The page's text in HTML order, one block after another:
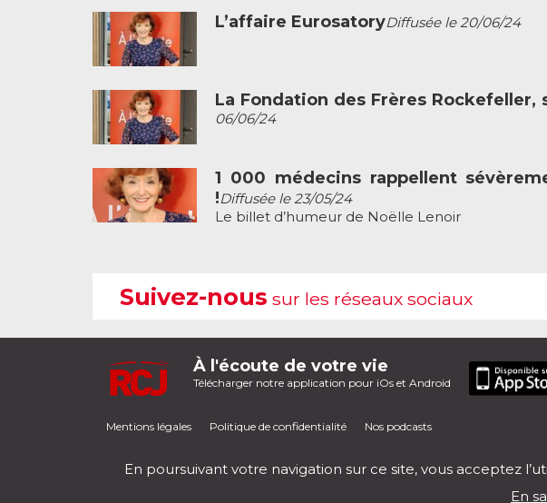
L’affaire EurosatoryDiffusée le 20/06/24
La Fondation des Frères Rockefeller,
06/06/24
1 000 médecins rappellent
!Diffusée le 23/05/24
Le billet d’humeur de Noëlle Lenoir
Suivez-nous sur les réseaux sociaux
À l'écoute de votre vie
Télécharger notre application pour iOs et Android
Mentions légales Politique de confidentialité Nos podcasts
En poursuivant votre navigation sur ce site, vous acceptez
En